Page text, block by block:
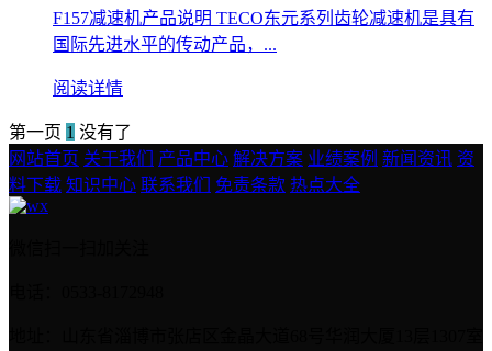
F157减速机产品说明 TECO东元系列齿轮减速机是具有
国际先进水平的传动产品，...
阅读详情
第一页 1 没有了
网站首页 关于我们 产品中心 解决方案 业绩案例 新闻资讯 资
料下载 知识中心 联系我们 免责条款 热点大全